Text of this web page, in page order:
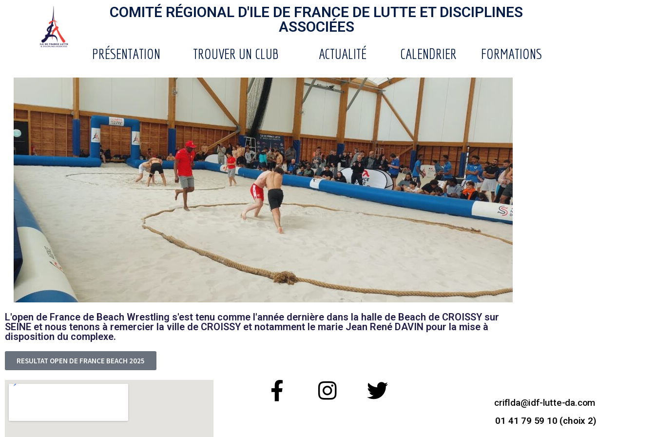
COMITÉ RÉGIONAL D'ILE DE FRANCE DE LUTTE ET DISCIPLINES
ASSOCIÉES
PRÉSENTATION TROUVER UN CLUB ACTUALITÉ CALENDRIER FORMATIONS
L'open de France de Beach Wrestling s'est tenu comme l'année dernière dans la halle de Beach de CROISSY sur
SEINE et nous tenons à remercier la ville de CROISSY et notamment le marie Jean René DAVIN pour la mise à
disposition du complexe.
RESULTAT OPEN DE FRANCE BEACH 2025
criflda@idf-lutte-da.com
01 41 79 59 10 (choix 2)